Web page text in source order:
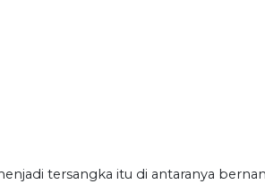
tersangka itu di antaranya